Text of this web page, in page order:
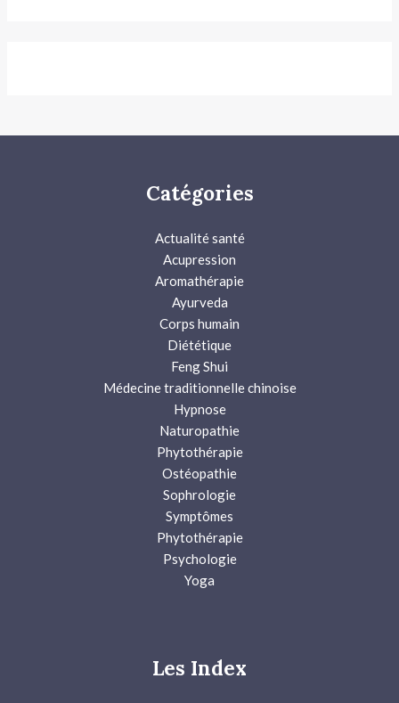
Catégories
Actualité santé
Acupression
Aromathérapie
Ayurveda
Corps humain
Diététique
Feng Shui
Médecine traditionnelle chinoise
Hypnose
Naturopathie
Phytothérapie
Ostéopathie
Sophrologie
Symptômes
Phytothérapie
Psychologie
Yoga
Les Index